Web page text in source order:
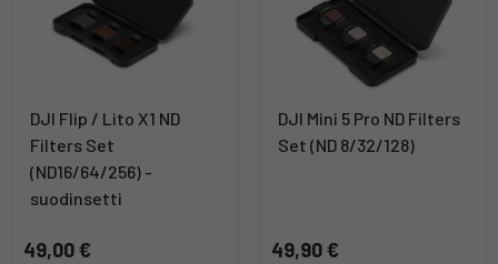
DJI Flip / Lito X1 ND
Filters Set
(ND16/64/256) -
suodinsetti
49,00 €
DJI Mini 5 Pro ND Filters
Set (ND 8/32/128)
49,90 €